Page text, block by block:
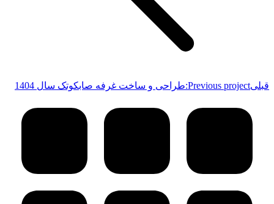
قبلیPrevious project: طراحی و ساخت غرفه صابکوتک سال 1404